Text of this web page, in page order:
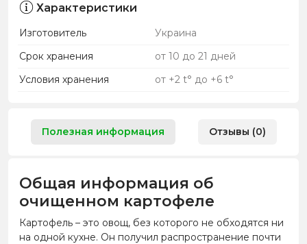
Характеристики
Изготовитель
Украина
Срок хранения
от 10 до 21 дней
Условия хранения
от +2 t° до +6 t°
Полезная информация Отзывы (0)
Общая информация об
очищенном картофеле
Картофель – это овощ, без которого не обходятся ни
на одной кухне. Он получил распространение почти